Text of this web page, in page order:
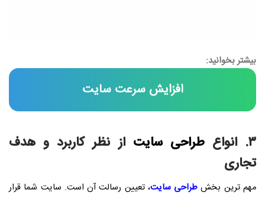
بیشتر بخوانید:
افزایش سرعت سایت
۳. انواع طراحی سایت از نظر کاربرد و هدف
تجاری
مهم ‌ترین بخش طراحی سایت، تعیین رسالت آن است. سایت شما قرار